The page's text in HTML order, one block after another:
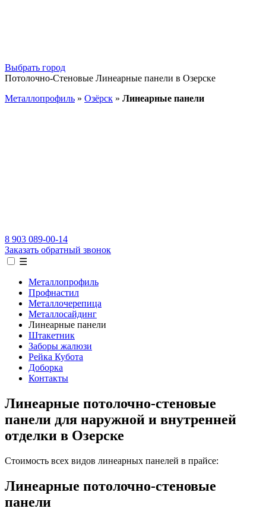
Выбрать город
Потолочно-Стеновые Линеарные панели в Озерске
Металлопрофиль » Озёрск » Линеарные панели
8 903 089-00-14
Заказать обратный звонок
☰
Металлопрофиль
Профнастил
Металлочерепица
Металлосайдинг
Линеарные панели
Штакетник
Заборы жалюзи
Рейка Кубота
Доборка
Контакты
Линеарные потолочно-стеновые
панели для наружной и внутренней
отделки в Озерске
Стоимость всех видов линеарных панелей в прайсе:
Линеарные потолочно-стеновые
панели